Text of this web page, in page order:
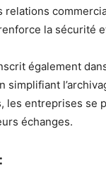
la sécurité
également
simplifiant
les entreprises se
échanges.